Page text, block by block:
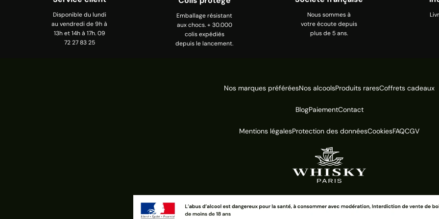
Disponible du lundi
au vendredi de 9h à
13h et 14h à 17h. 09
72 27 83 25
Emballage résistant
aux chocs. + 30.000
colis expédiés
depuis le lancement.
Nous sommes à
votre écoute depuis
plus de 5 ans.
Nos marques préféréesNos alcoolsProduits raresCoffrets cadeaux
BlogPaiementContact
Mentions légalesProtection des donnéesCookiesFAQCGV